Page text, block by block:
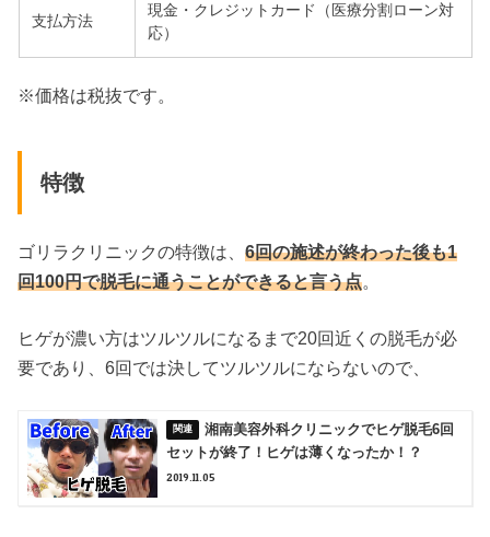
支払方法
現金・クレジットカード（医療分割ローン対
応）
※価格は税抜です。
特徴
ゴリラクリニックの特徴は、6回の施述が終わった後も1
回100円で脱毛に通うことができると言う点。
ヒゲが濃い方はツルツルになるまで20回近くの脱毛が必
要であり、6回では決してツルツルにならないので、
湘南美容外科クリニックでヒゲ脱毛6回
セットが終了！ヒゲは薄くなったか！？
2019.11.05